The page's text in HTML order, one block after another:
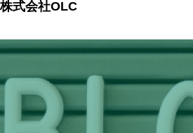
株式会社OLC
会社案内